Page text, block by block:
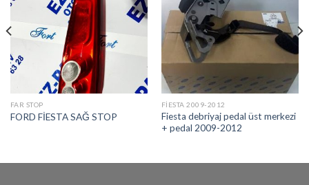
FAR STOP
FORD FİESTA SAĞ STOP
FIESTA 2009-2012
Fiesta debriyaj pedal üst merkezi
+ pedal 2009-2012